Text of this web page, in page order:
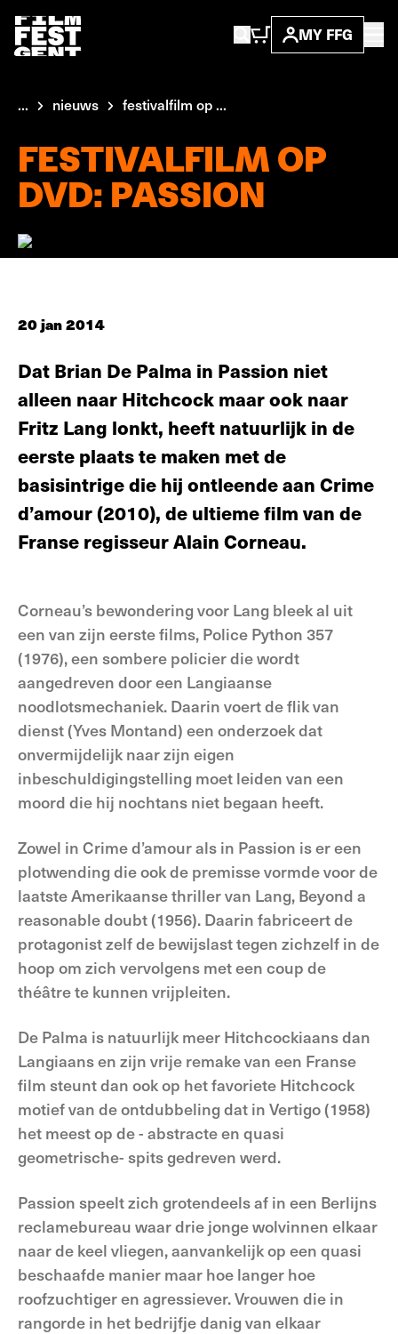
MY FFG
... nieuws festivalfilm op ...
FESTIVALFILM OP
DVD: PASSION
20 jan 2014
Dat Brian De Palma in Passion niet
alleen naar Hitchcock maar ook naar
Fritz Lang lonkt, heeft natuurlijk in de
eerste plaats te maken met de
basisintrige die hij ontleende aan Crime
d’amour (2010), de ultieme film van de
Franse regisseur Alain Corneau.
Corneau’s bewondering voor Lang bleek al uit
een van zijn eerste films, Police Python 357
(1976), een sombere policier die wordt
aangedreven door een Langiaanse
noodlotsmechaniek. Daarin voert de flik van
dienst (Yves Montand) een onderzoek dat
onvermijdelijk naar zijn eigen
inbeschuldigingstelling moet leiden van een
moord die hij nochtans niet begaan heeft.
Zowel in Crime d’amour als in Passion is er een
plotwending die ook de premisse vormde voor de
laatste Amerikaanse thriller van Lang, Beyond a
reasonable doubt (1956). Daarin fabriceert de
protagonist zelf de bewijslast tegen zichzelf in de
hoop om zich vervolgens met een coup de
théâtre te kunnen vrijpleiten.
De Palma is natuurlijk meer Hitchcockiaans dan
Langiaans en zijn vrije remake van een Franse
film steunt dan ook op het favoriete Hitchcock
motief van de ontdubbeling dat in Vertigo (1958)
het meest op de - abstracte en quasi
geometrische- spits gedreven werd.
Passion speelt zich grotendeels af in een Berlijns
reclamebureau waar drie jonge wolvinnen elkaar
naar de keel vliegen, aanvankelijk op een quasi
beschaafde manier maar hoe langer hoe
roofzuchtiger en agressiever. Vrouwen die in
rangorde in het bedrijfje danig van elkaar